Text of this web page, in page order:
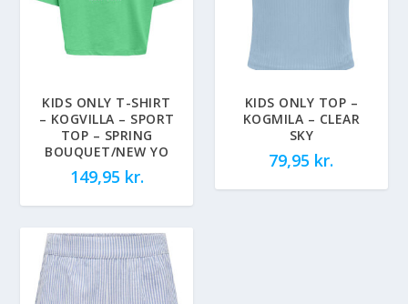
KIDS ONLY T-SHIRT
– KOGVILLA – SPORT
TOP – SPRING
BOUQUET/NEW YO
149,95 kr.
KIDS ONLY TOP –
KOGMILA – CLEAR
SKY
79,95 kr.